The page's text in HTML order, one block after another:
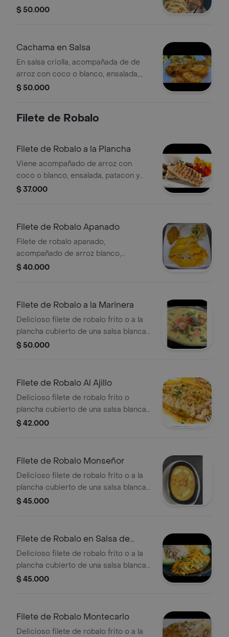
sancocho de pescado.
$ 50.000
Cachama en Salsa
En salsa criolla, acompañada de de
arroz con coco o blanco, ensalada,
patacon y sancocho de pescado.
$ 50.000
Filete de Robalo
Filete de Robalo a la Plancha
Viene acompañado de arroz con
coco o blanco, ensalada, patacon y
sancocho pescado
$ 37.000
Filete de Robalo Apanado
Filete de robalo apanado,
acompañado de arroz blanco,
ensalada fresca y patacón. Incluye
$ 40.000
Filete de Robalo a la Marinera
Delicioso filete de robalo frito o a la
plancha cubierto de una salsa blanca
a base de mariscos y camarones,
sancocho de pescado.
$ 50.000
Filete de Robalo Al Ajillo
Delicioso filete de robalo frito o
plancha cubierto de una salsa blanca
a base de ajo, acompañado de arroz
$ 42.000
Filete de Robalo Monseñor
Delicioso filete de robalo frito o a la
plancha cubierto de una salsa blanca
a base de bechamel, camarones y
sancocho de pescado.
$ 45.000
Filete de Robalo en Salsa de
Coco
Delicioso filete de robalo frito o a la
plancha cubierto de una salsa blanca
a base de coco, acompañado de
pescado.
$ 45.000
Filete de Robalo Montecarlo
Delicioso filete de robalo frito o a la